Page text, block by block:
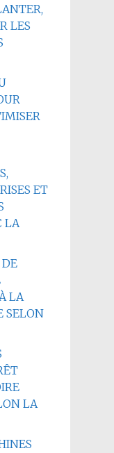
LES
ET
LA
LA
SELON
LA